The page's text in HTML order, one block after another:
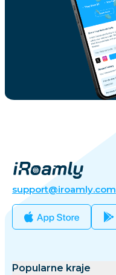
support@iroamly.com
Popularne kraje